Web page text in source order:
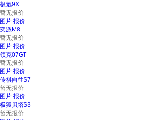
极氪9X
暂无报价
图片 报价
奕派M8
暂无报价
图片 报价
领克07GT
暂无报价
图片 报价
传祺向往S7
暂无报价
图片 报价
极狐贝塔S3
暂无报价